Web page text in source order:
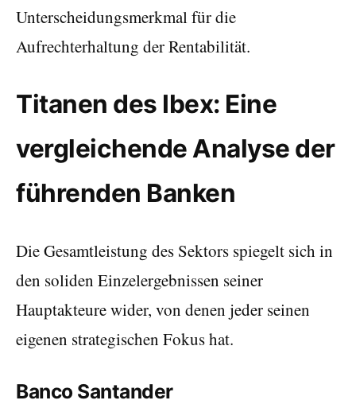
Unterscheidungsmerkmal für die
Aufrechterhaltung der Rentabilität.
Titanen des Ibex: Eine
vergleichende Analyse der
führenden Banken
Die Gesamtleistung des Sektors spiegelt sich in
den soliden Einzelergebnissen seiner
Hauptakteure wider, von denen jeder seinen
eigenen strategischen Fokus hat.
Banco Santander